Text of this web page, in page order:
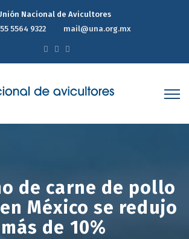
Nacional de Avicultores
5564 9322
mail@una.org.mx
de carne de pollo
México se redujo
más de 10%